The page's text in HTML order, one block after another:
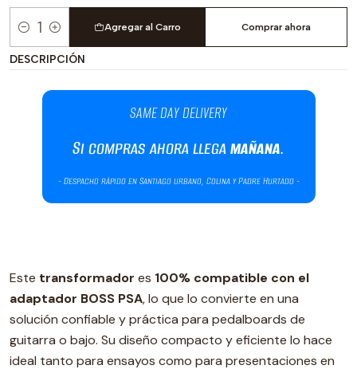
Cantidad
Agregar al Carro Comprar ahora
DESCRIPCIÓN
Este transformador es 100% compatible con el
adaptador BOSS PSA, lo que lo convierte en una
solución confiable y práctica para pedalboards de
guitarra o bajo. Su diseño compacto y eficiente lo hace
ideal tanto para ensayos como para presentaciones en